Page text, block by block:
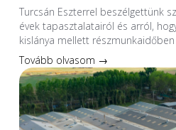
Turcsán Eszterrel beszélgettünk
évek tapasztalatairól és arról,
kislánya mellett
Tovább olvasom →